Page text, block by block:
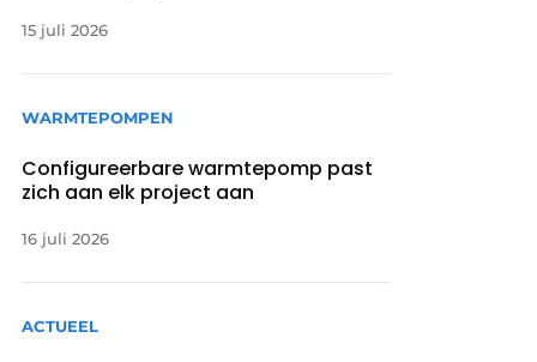
15 juli 2026
WARMTEPOMPEN
Configureerbare warmtepomp past
zich aan elk project aan
16 juli 2026
ACTUEEL